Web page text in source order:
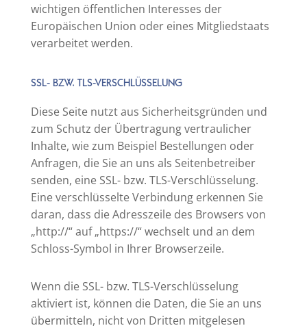
wichtigen öffentlichen Interesses der
Europäischen Union oder eines Mitgliedstaats
verarbeitet werden.
SSL- BZW. TLS-VERSCHLÜSSELUNG
Diese Seite nutzt aus Sicherheitsgründen und
zum Schutz der Übertragung vertraulicher
Inhalte, wie zum Beispiel Bestellungen oder
Anfragen, die Sie an uns als Seitenbetreiber
senden, eine SSL- bzw. TLS-Verschlüsselung.
Eine verschlüsselte Verbindung erkennen Sie
daran, dass die Adresszeile des Browsers von
„http://“ auf „https://“ wechselt und an dem
Schloss-Symbol in Ihrer Browserzeile.
Wenn die SSL- bzw. TLS-Verschlüsselung
aktiviert ist, können die Daten, die Sie an uns
übermitteln, nicht von Dritten mitgelesen